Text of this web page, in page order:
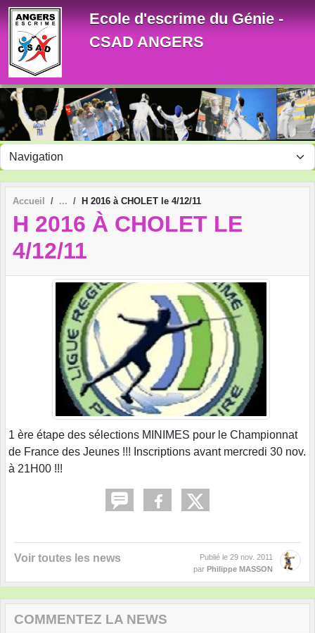
Ecole d'escrime du Génie -
CSAD ANGERS
Accueil H 2016 à CHOLET le 4/12/11
H 2016 À CHOLET LE
4/12/11
1 ère étape des sélections MINIMES pour le Championnat
de France des Jeunes !!! Inscriptions avant mercredi 30 nov.
à 21H00 !!!
Voir toutes les news Publié le 29 nov. 2011
par Philippe MASSON
COMMENTEZ LA NEWS
Panneau de gestion des cookies